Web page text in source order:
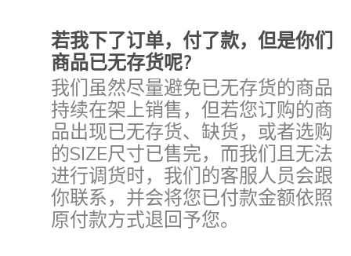
若我下了订单，付了款，但是你们
商品已无存货呢?
我们虽然尽量避免已无存货的商品
持续在架上销售，但若您订购的商
品出现已无存货、缺货，或者选购
的SIZE尺寸已售完，而我们且无法
进行调货时，我们的客服人员会跟
你联系，并会将您已付款金额依照
原付款方式退回予您。